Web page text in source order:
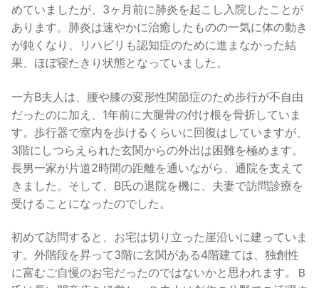
めていましたが、3ヶ月前に肺炎を起こし入院したことが
あります。肺炎は速やかに治癒したものの一気に体の動き
が鈍くなり、リハビリも認知症のために進まなかった結
果、ほぼ寝たきり状態となっていました。
一方B夫人は、腰や膝の変形性関節症のため歩行が不自由
だったのに加え、1年前に大腿骨の付け根を骨折していま
す。歩行器で室内を歩けるくらいに回復はしていますが、
3階にしつらえられた玄関からの外出は困難を極めます。
長男一家が片道2時間の距離を通いながら、通院を支えて
きました。そして、B氏の退院を機に、夫妻で訪問診療を
受けることになったのでした。
初めて訪問すると、お宅は切り立った崖沿いに建っていま
す。外階段を昇って3階に玄関がある4階建ては、独創性
に富むご自慢のお宅だったのではないかと思われます。Ｂ